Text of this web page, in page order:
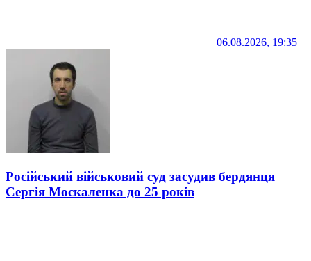
06.08.2026, 19:35
Російський військовий суд засудив бердянця
Сергія Москаленка до 25 років